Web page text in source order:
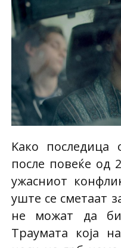
Kако последица
после повеќе од
ужасниот
уште се сметаат
не можат да
Траумата која